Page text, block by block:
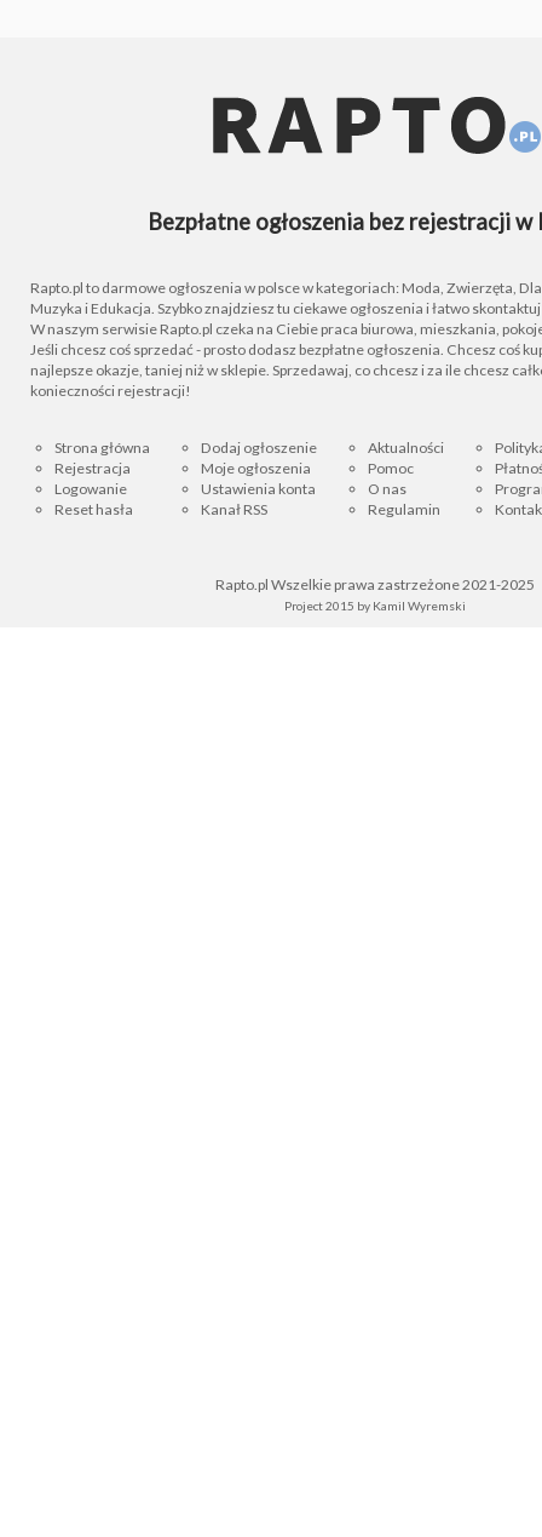
Bezpłatne ogłoszenia bez rejestracji w
Rapto.pl to darmowe ogłoszenia w polsce w kategoriach: Moda, Zwierzęta, Dla
Muzyka i Edukacja. Szybko znajdziesz tu ciekawe ogłoszenia i łatwo
W naszym serwisie Rapto.pl czeka na Ciebie praca biurowa, mieszkania,
Jeśli chcesz coś sprzedać - prosto dodasz bezpłatne ogłoszenia. Chcesz coś
najlepsze okazje, taniej niż w sklepie. Sprzedawaj, co chcesz i za ile chcesz
konieczności rejestracji!
Strona główna
Rejestracja
Logowanie
Reset hasła
Dodaj ogłoszenie
Moje ogłoszenia
Ustawienia konta
Kanał RSS
Aktualności
Pomoc
O nas
Regulamin
Rapto.pl Wszelkie prawa zastrzeżone 2021-2025
Project 2015 by Kamil Wyremski